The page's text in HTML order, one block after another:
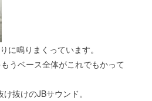
に鳴りまくっています。
うベース全体がこれでもかって
抜けのJBサウンド。